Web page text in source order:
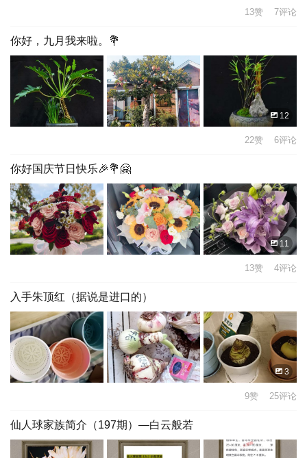
13赞 7评论
你好，九月我来啦。💐
12
22赞 6评论
你好国庆节日快乐🎉💐🤗
11
13赞 4评论
入手朱顶红（据说是进口的）
3
9赞 25评论
仙人球家族简介（197期）—白云般若